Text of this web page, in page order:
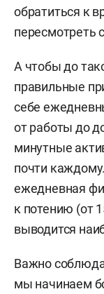
обратиться к
пересмотреть
А чтобы до
правильные
себе
от работы до
минутные
почти
ежедневная
к потению (от
выводится
Важно
мы начинаем